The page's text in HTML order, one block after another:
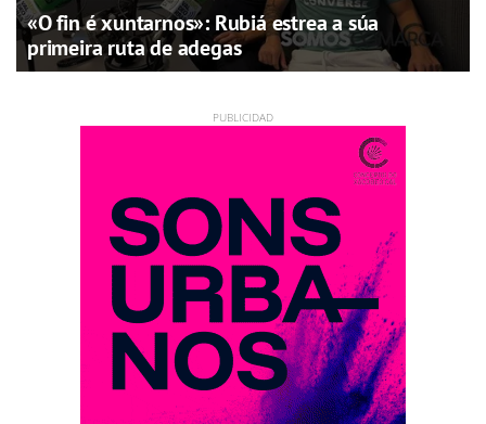
«O fin é xuntarnos»: Rubiá estrea a súa
primeira ruta de adegas